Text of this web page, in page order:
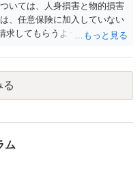
いては、人身損害と物的損害
、任意保険に加入していない
求してもらうようお願いして
、請求の根拠を精査する必要
請求金額が正当化をちゃんと
の資力がどれだけあるのかは
て行くほかありません。 訴訟
よいのかという正解はあり
る
ム